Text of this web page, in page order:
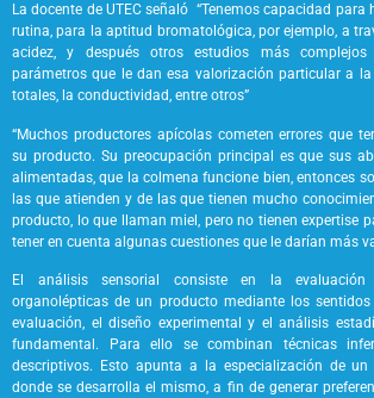
La docente de UTEC señaló “Tenemos capacidad para
rutina, para la aptitud bromatológica, por ejemplo, a
acidez, y después otros estudios más
parámetros que le dan esa valorización particular a
totales, la conductividad, entre otros”
“Muchos productores apícolas cometen errores que
su producto. Su preocupación principal es que sus
alimentadas, que la colmena funcione bien, entonces
las que atienden y de las que tienen mucho
producto, lo que llaman miel, pero no tienen expertise
tener en cuenta algunas cuestiones que le darían más
El análisis sensorial consiste en la
organolépticas de un producto mediante los
evaluación, el diseño experimental y el análisis
fundamental. Para ello se combinan técnicas
descriptivos. Esto apunta a la especialización de
donde se desarrolla el mismo, a fin de generar